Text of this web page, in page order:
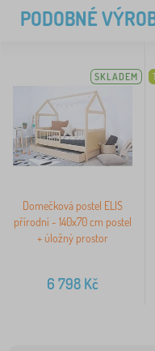
PODOBNÉ
SKLADEM
Domečková postel ELIS
přírodní - 140x70 cm postel
+ úložný prostor
6 798 Kč